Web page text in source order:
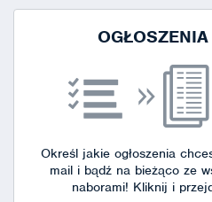
Określ jakie ogłoszenia
mail i bądź na bieżąco ze
naborami! Kliknij i